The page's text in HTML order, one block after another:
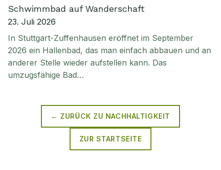
Schwimmbad auf Wanderschaft
23. Juli 2026
In Stuttgart-Zuffenhausen eröffnet im September
2026 ein Hallenbad, das man einfach abbauen und an
anderer Stelle wieder aufstellen kann. Das
umzugsfähige Bad…
← ZURÜCK ZU NACHHALTIGKEIT
ZUR STARTSEITE